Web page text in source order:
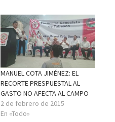
MANUEL COTA JIMÉNEZ: EL
RECORTE PRESPUESTAL AL
GASTO NO AFECTA AL CAMPO
2 de febrero de 2015
En «Todo»